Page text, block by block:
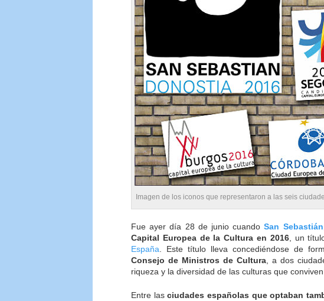
Imagen de los iconos que representaron a las seis
Fue ayer día 28 de junio cuandoSan Sebastián
Capital Europea de la Cultura en 2016, un
España . Este título lleva concediéndose de
Consejo de Ministros de Cultura, a dos
riqueza y la diversidad de las culturas que
Entre lasciudades españolas que optaban